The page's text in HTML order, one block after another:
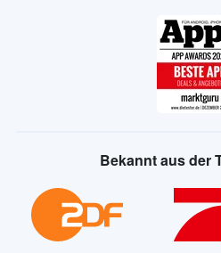
Bekannt aus der